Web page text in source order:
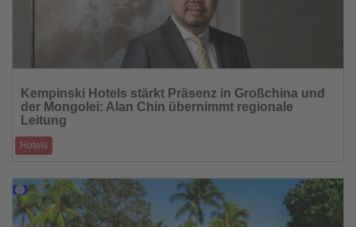
Sie
die
Nachrichten
Kempinski Hotels stärkt Präsenz in Großchina und
der Mongolei: Alan Chin übernimmt regionale
Leitung
Hotels
Group Executive Commit
17.11.2025